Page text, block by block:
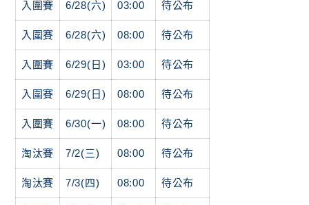
入圍賽 6/28(六) 03:00 待公布
入圍賽 6/28(六) 08:00 待公布
入圍賽 6/29(日) 03:00 待公布
入圍賽 6/29(日) 08:00 待公布
入圍賽 6/30(一) 08:00 待公布
淘汰賽 7/2(三) 08:00 待公布
淘汰賽 7/3(四) 08:00 待公布